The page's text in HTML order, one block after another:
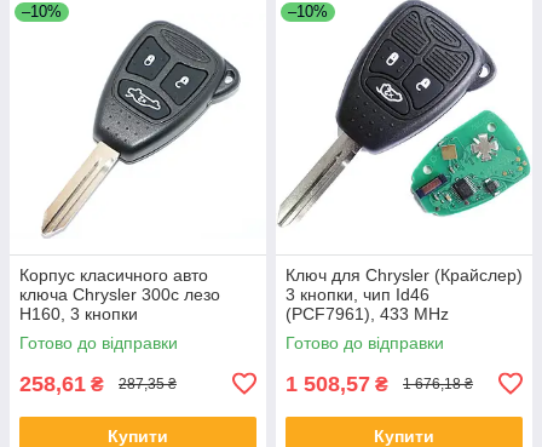
–10%
Корпус класичного авто
ключа Chrysler 300с лезо
Н160, 3 кнопки
Готово до відправки
258,61 ₴ 287,35 ₴
Купити
–10%
Ключ для Chrysler (Крайслер)
3 кнопки, чип Id46
(PCF7961), 433 MHz
Готово до відправки
1 508,57 ₴ 1 676,18 ₴
Купити